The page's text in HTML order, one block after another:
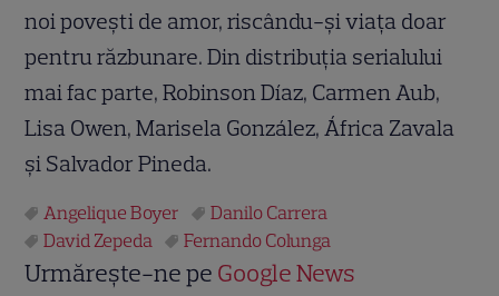
noi povești de amor, riscându-și viața doar
pentru răzbunare. Din distribuția serialului
mai fac parte, Robinson Díaz, Carmen Aub,
Lisa Owen, Marisela González, África Zavala
și Salvador Pineda.
Angelique Boyer
Danilo Carrera
David Zepeda
Fernando Colunga
Urmărește-ne pe Google News